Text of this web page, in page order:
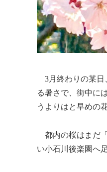
3月終わりの某日
る暑さで、街中に
うよりはと早めの
都内の桜はまだ
い小石川後楽園へ